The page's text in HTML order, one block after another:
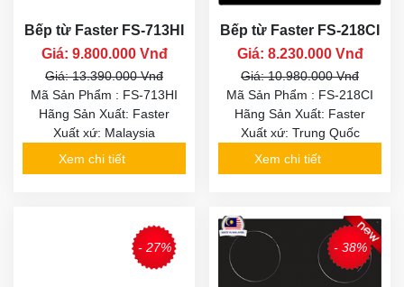
Bếp từ Faster FS-713HI
Giá: 9.800.000 Vnđ
Giá: 13.390.000 Vnđ
Mã Sản Phẩm : FS-713HI
Hãng Sản Xuất: Faster
Xuất xứ: Malaysia
Xem chi tiết
Bếp từ Faster FS-218CI
Giá: 8.230.000 Vnđ
Giá: 10.980.000 Vnđ
Mã Sản Phẩm : FS-218CI
Hãng Sản Xuất: Faster
Xuất xứ: Trung Quốc
Xem chi tiết
- 27% - 38%